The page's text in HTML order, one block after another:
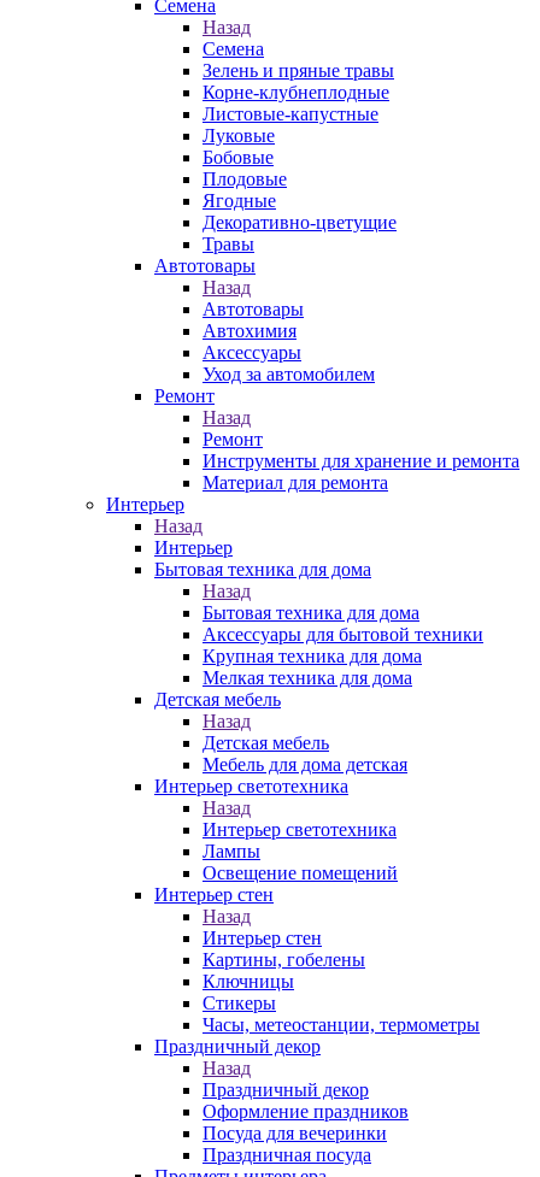
Семена
Назад
Семена
Зелень и пряные травы
Корне-клубнеплодные
Листовые-капустные
Луковые
Бобовые
Плодовые
Ягодные
Декоративно-цветущие
Травы
Автотовары
Назад
Автотовары
Автохимия
Аксессуары
Уход за автомобилем
Ремонт
Назад
Ремонт
Инструменты для хранение и ремонта
Материал для ремонта
Интерьер
Назад
Интерьер
Бытовая техника для дома
Назад
Бытовая техника для дома
Аксессуары для бытовой техники
Крупная техника для дома
Мелкая техника для дома
Детская мебель
Назад
Детская мебель
Мебель для дома детская
Интерьер светотехника
Назад
Интерьер светотехника
Лампы
Освещение помещений
Интерьер стен
Назад
Интерьер стен
Картины, гобелены
Ключницы
Стикеры
Часы, метеостанции, термометры
Праздничный декор
Назад
Праздничный декор
Оформление праздников
Посуда для вечеринки
Праздничная посуда